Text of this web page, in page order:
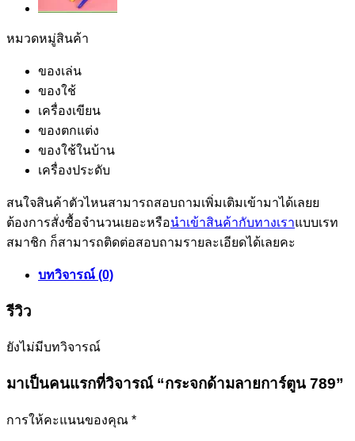
หมวดหมู่สินค้า
ของเล่น
ของใช้
เครื่องเขียน
ของตกแต่ง
ของใช้ในบ้าน
เครื่องประดับ
สนใจสินค้าตัวไหนสามารถสอบถามเพิ่มเติมเข้ามาได้เลยย
ต้องการสั่งซื้อจำนวนเยอะหรือนำเข้าสินค้ากับทางเราแบบเรท
สมาชิก ก็สามารถติดต่อสอบถามรายละเอียดได้เลยคะ
บทวิจารณ์ (0)
รีวิว
ยังไม่มีบทวิจารณ์
มาเป็นคนแรกที่วิจารณ์ “กระจกด้ามลายการ์ตูน 789”
การให้คะแนนของคุณ *